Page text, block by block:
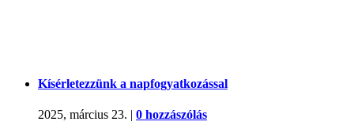
Kísérletezzünk a napfogyatkozással
2025, március 23. | 0 hozzászólás